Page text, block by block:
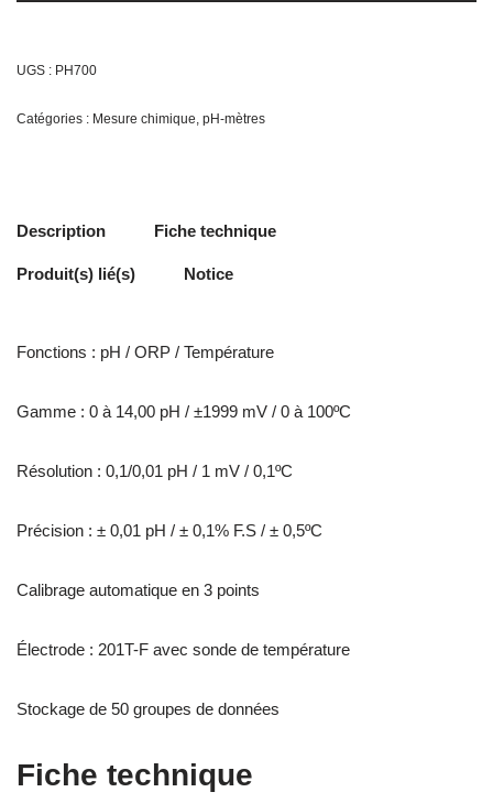
UGS : PH700
Catégories : Mesure chimique, pH-mètres
Description Fiche technique
Produit(s) lié(s) Notice
Fonctions : pH / ORP / Température
Gamme : 0 à 14,00 pH / ±1999 mV / 0 à 100ºC
Résolution : 0,1/0,01 pH / 1 mV / 0,1ºC
Précision : ± 0,01 pH / ± 0,1% F.S / ± 0,5ºC
Calibrage automatique en 3 points
Électrode : 201T-F avec sonde de température
Stockage de 50 groupes de données
Fiche technique